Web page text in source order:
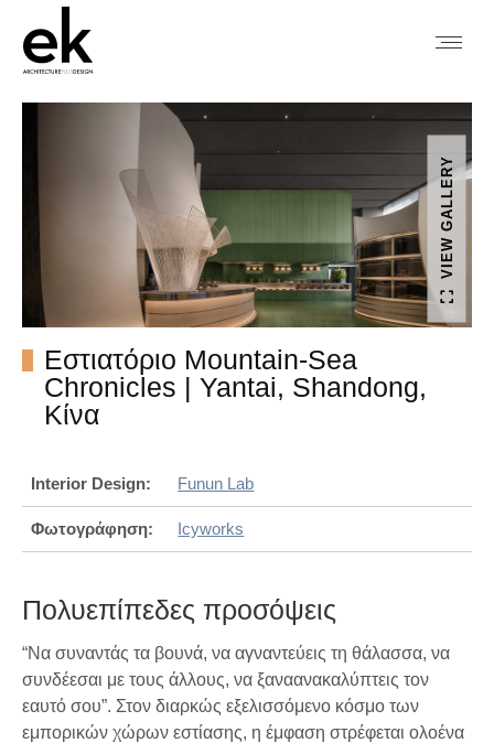
VIEW GALLERY
Εστιατόριο Mountain-Sea
Chronicles | Yantai, Shandong,
Κίνα
Interior Design: Funun Lab
Φωτογράφηση: Icyworks
Πολυεπίπεδες προσόψεις
“Να συναντάς τα βουνά, να αγναντεύεις τη θάλασσα, να
συνδέεσαι με τους άλλους, να ξαναανακαλύπτεις τον
εαυτό σου”. Στον διαρκώς εξελισσόμενο κόσμο των
εμπορικών χώρων εστίασης, η έμφαση στρέφεται ολοένα